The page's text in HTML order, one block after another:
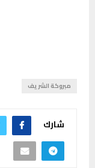
مبروكة الشريف
شارك